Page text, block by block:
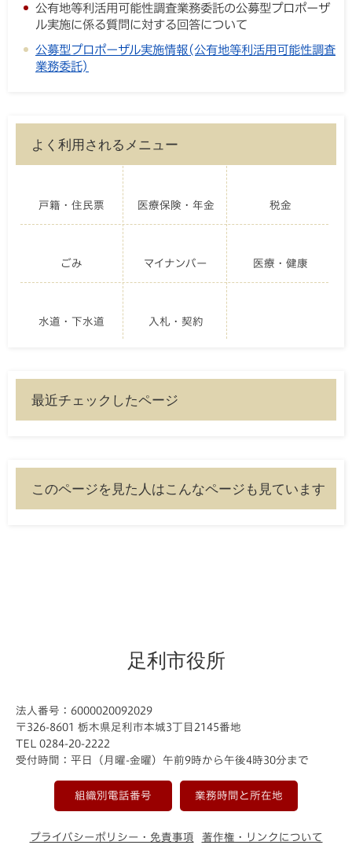
公有地等利活用可能性調査業務委託の公募型プロポーザ
ル実施に係る質問に対する回答について
公募型プロポーザル実施情報(公有地等利活用可能性調査
業務委託)
よく利用されるメニュー
戸籍・住民票 医療保険・年金 税金
ごみ マイナンバー 医療・健康
水道・下水道 入札・契約
最近チェックしたページ
このページを見た人はこんなページも見ています
足利市役所
法人番号：6000020092029
〒326-8601 栃木県足利市本城3丁目2145番地
TEL 0284-20-2222
受付時間：平日（月曜-金曜）午前9時から午後4時30分まで
組織別電話番号 業務時間と所在地
プライバシーポリシー・免責事項 著作権・リンクについて